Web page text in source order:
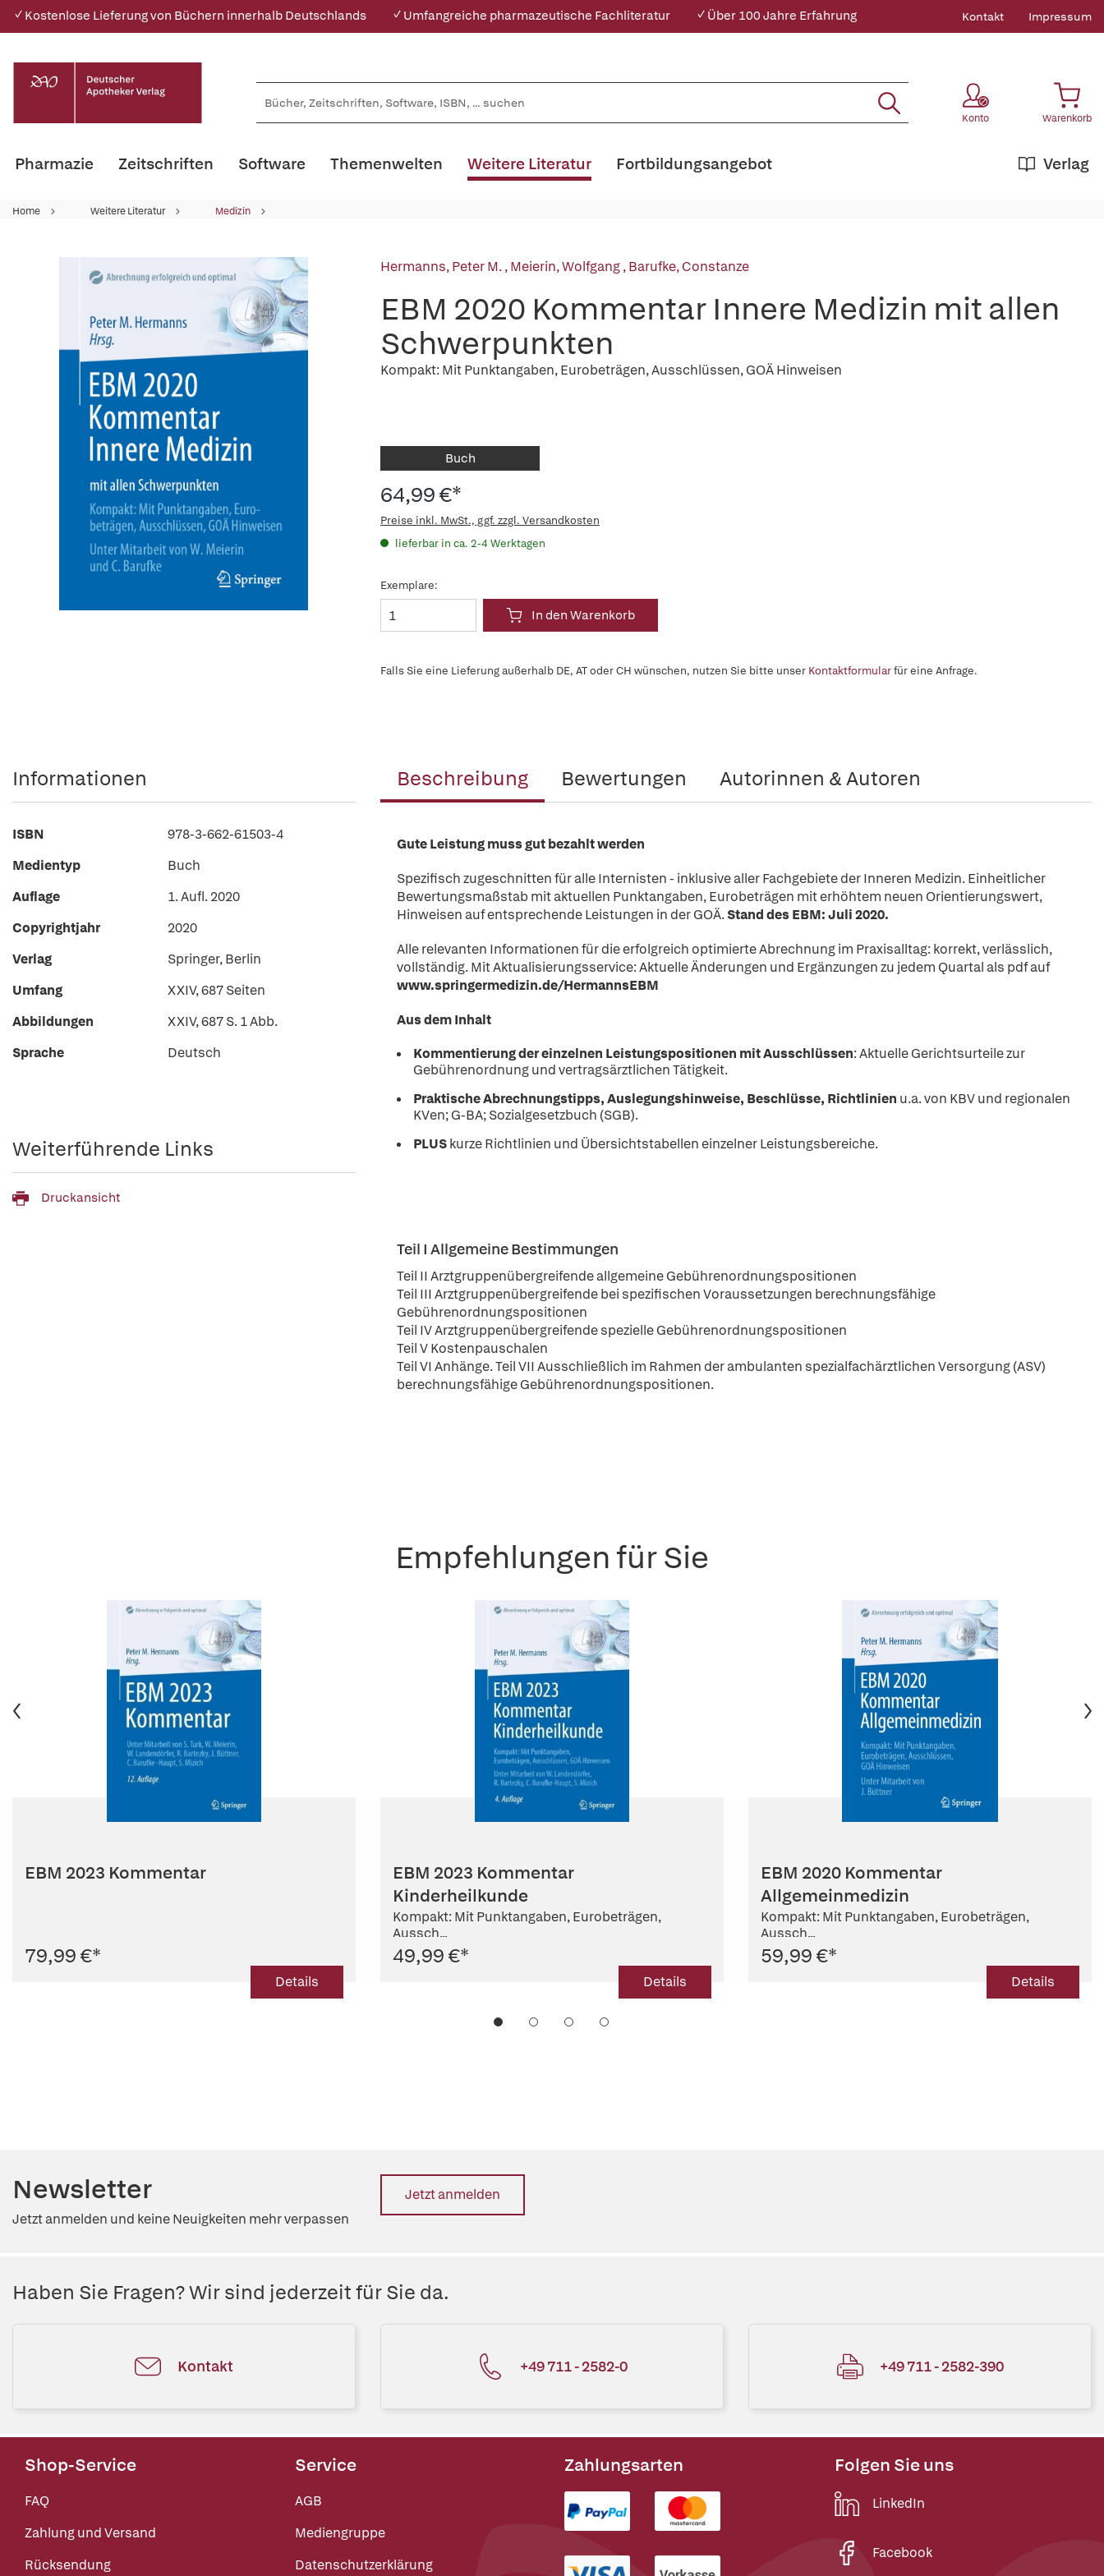
✓ Kostenlose Lieferung von Büchern innerhalb Deutschlands ✓ Umfangreiche pharmazeutische Fachliteratur ✓ Über 100 Jahre Erfahrung Kontakt Impressum
Konto Warenkorb
Pharmazie Zeitschriften Software Themenwelten Weitere Literatur Verlag
Fortbildungsangebot
Home Weitere Literatur Medizin
Hermanns, Peter M.,Meierin, Wolfgang,Barufke, Constanze
EBM 2020 Kommentar Innere Medizin mit allen
Schwerpunkten
Kompakt: Mit Punktangaben, Eurobeträgen, Ausschlüssen, GOÄ Hinweisen
Buch
64,99 €*
Preise inkl. MwSt., ggf. zzgl. Versandkosten
lieferbar in ca. 2-4 Werktagen
Exemplare:
In den Warenkorb
Falls Sie eine Lieferung außerhalb DE, AT oder CH wünschen, nutzen Sie bitte unser Kontaktformularfür eine Anfrage.
Beschreibung Bewertungen Autorinnen & Autoren
Gute Leistung muss gut bezahlt werden
Spezifisch zugeschnitten für alle Internisten - inklusive aller Fachgebiete der Inneren Medizin. Einheitlicher
Bewertungsmaßstab mit aktuellen Punktangaben, Eurobeträgen mit erhöhtem neuen Orientierungswert,
Hinweisen auf entsprechende Leistungen in der GOÄ.Stand des EBM: Juli 2020.
Alle relevanten Informationen für die erfolgreich optimierte Abrechnung im Praxisalltag: korrekt, verlässlich,
vollständig. Mit Aktualisierungsservice: Aktuelle Änderungen und Ergänzungen zu jedem Quartal als pdf auf
www.springermedizin.de/HermannsEBM
Aus dem Inhalt
Kommentierung der einzelnen Leistungspositionen mit Ausschlüssen: Aktuelle Gerichtsurteile zur
Gebührenordnung und vertragsärztlichen Tätigkeit.
Praktische Abrechnungstipps, Auslegungshinweise, Beschlüsse, Richtlinien u.a. von KBV und regionalen
KVen; G-BA; Sozialgesetzbuch (SGB).
PLUSkurze Richtlinien und Übersichtstabellen einzelner Leistungsbereiche.
Teil I Allgemeine Bestimmungen
Teil II Arztgruppenübergreifende allgemeine Gebührenordnungspositionen
Teil III Arztgruppenübergreifende bei spezifischen Voraussetzungen berechnungsfähige
Gebührenordnungspositionen
Teil IV Arztgruppenübergreifende spezielle Gebührenordnungspositionen
Teil V Kostenpauschalen
Teil VI Anhänge. Teil VII Ausschließlich im Rahmen der ambulanten spezialfachärztlichen Versorgung (ASV)
berechnungsfähige Gebührenordnungspositionen.
Informationen
ISBN
978-3-662-61503-4
Medientyp
Buch
Auflage
1. Aufl. 2020
Copyrightjahr
2020
Verlag
Springer, Berlin
Umfang
XXIV, 687 Seiten
Abbildungen
XXIV, 687 S. 1 Abb.
Sprache
Deutsch
Weiterführende Links
Druckansicht
Empfehlungen für Sie
EBM 2023 Kommentar
79,99 €*
Details
EBM 2023 Kommentar
Kinderheilkunde
Kompakt: Mit Punktangaben, Eurobeträgen,
Aussch...
49,99 €*
Details
EBM 2020 Kommentar
Allgemeinmedizin
Kompakt: Mit Punktangaben, Eurobeträgen,
Aussch...
59,99 €*
Details
Newsletter
Jetzt anmelden und keine Neuigkeiten mehr verpassen
Jetzt anmelden
Haben Sie Fragen? Wir sind jederzeit für Sie da.
Kontakt +49 711 - 2582-0 +49 711 - 2582-390
Shop-Service
FAQ
Zahlung und Versand
Rücksendung
Service
AGB
Mediengruppe
Datenschutzerklärung
Zahlungsarten Folgen Sie uns
LinkedIn
Facebook